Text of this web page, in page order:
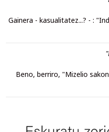
Gainera - kasualitatez...? - :
Beno, berriro, "Mizelio